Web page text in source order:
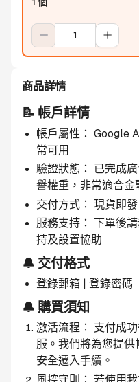
商品詳情
📝 帳戶詳情
帳戶屬性： Google
常可用
驗證狀態： 已完成
譽權重，非常適合金
交付方式： 現貨即
服務支持： 下單後
持及設置協助
🔔 交付格式
登錄郵箱 | 登錄密碼
🔔 購買須知
激活流程： 支付成
服。我們將為您提供
安全遷入手續。